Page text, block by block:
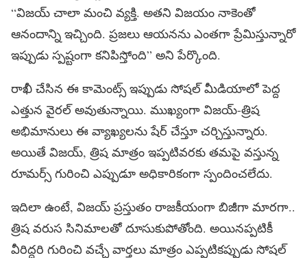
“విజయ్ చాలా మంచి వ్యక్తి. అతని విజయం నాకెంతో
ఆనందాన్ని ఇచ్చింది. ప్రజలు ఆయనను ఎంతగా ప్రేమిస్తున్నారో
ఇప్పుడు స్పష్టంగా కనిపిస్తోంది” అని పేర్కొంది.
రాఖీ చేసిన ఈ కామెంట్స్ ఇప్పుడు సోషల్ మీడియాలో పెద్ద
ఎత్తున వైరల్ అవుతున్నాయి. ముఖ్యంగా విజయ్-త్రిష
అభిమానులు ఈ వ్యాఖ్యలను షేర్ చేస్తూ చర్చిస్తున్నారు.
అయితే విజయ్, త్రిష మాత్రం ఇప్పటివరకు తమపై వస్తున్న
రూమర్స్ గురించి ఎప్పుడూ అధికారికంగా స్పందించలేదు.
ఇదిలా ఉంటే, విజయ్ ప్రస్తుతం రాజకీయంగా బిజీగా మారగా..
త్రిష వరుస సినిమాలతో దూసుకుపోతోంది. అయినప్పటికీ
వీరిద్దరి గురించి వచ్చే వార్తలు మాత్రం ఎప్పటికప్పుడు సోషల్